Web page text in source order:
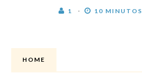
1 10 MINUTOS
HOME